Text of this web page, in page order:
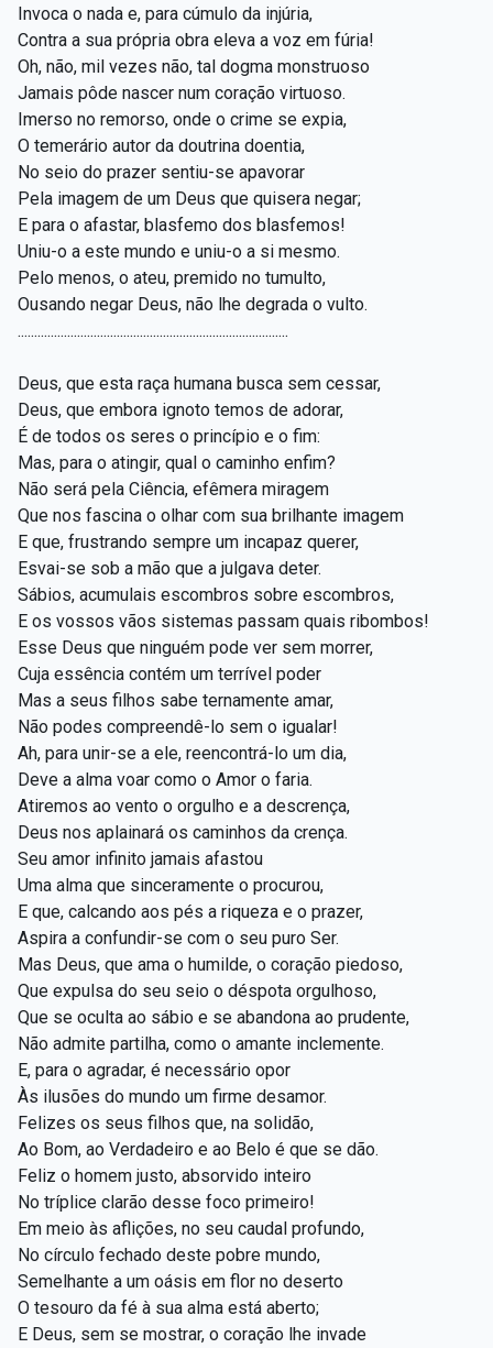
Invoca o nada e, para cúmulo da injúria,
Contra a sua própria obra eleva a voz em fúria!
Oh, não, mil vezes não, tal dogma monstruoso
Jamais pôde nascer num coração virtuoso.
Imerso no remorso, onde o crime se expia,
O temerário autor da doutrina doentia,
No seio do prazer sentiu-se apavorar
Pela imagem de um Deus que quisera negar;
E para o afastar, blasfemo dos blasfemos!
Uniu-o a este mundo e uniu-o a si mesmo.
Pelo menos, o ateu, premido no tumulto,
Ousando negar Deus, não lhe degrada o vulto.
..................................................................................
Deus, que esta raça humana busca sem cessar,
Deus, que embora ignoto temos de adorar,
É de todos os seres o princípio e o fim:
Mas, para o atingir, qual o caminho enfim?
Não será pela Ciência, efêmera miragem
Que nos fascina o olhar com sua brilhante imagem
E que, frustrando sempre um incapaz querer,
Esvai-se sob a mão que a julgava deter.
Sábios, acumulais escombros sobre escombros,
E os vossos vãos sistemas passam quais ribombos!
Esse Deus que ninguém pode ver sem morrer,
Cuja essência contém um terrível poder
Mas a seus filhos sabe ternamente amar,
Não podes compreendê-lo sem o igualar!
Ah, para unir-se a ele, reencontrá-lo um dia,
Deve a alma voar como o Amor o faria.
Atiremos ao vento o orgulho e a descrença,
Deus nos aplainará os caminhos da crença.
Seu amor infinito jamais afastou
Uma alma que sinceramente o procurou,
E que, calcando aos pés a riqueza e o prazer,
Aspira a confundir-se com o seu puro Ser.
Mas Deus, que ama o humilde, o coração piedoso,
Que expulsa do seu seio o déspota orgulhoso,
Que se oculta ao sábio e se abandona ao prudente,
Não admite partilha, como o amante inclemente.
E, para o agradar, é necessário opor
Às ilusões do mundo um firme desamor.
Felizes os seus filhos que, na solidão,
Ao Bom, ao Verdadeiro e ao Belo é que se dão.
Feliz o homem justo, absorvido inteiro
No tríplice clarão desse foco primeiro!
Em meio às aflições, no seu caudal profundo,
No círculo fechado deste pobre mundo,
Semelhante a um oásis em flor no deserto
O tesouro da fé à sua alma está aberto;
E Deus, sem se mostrar, o coração lhe invade